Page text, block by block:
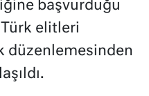
başvurduğu
elitleri
düzenlemesinden